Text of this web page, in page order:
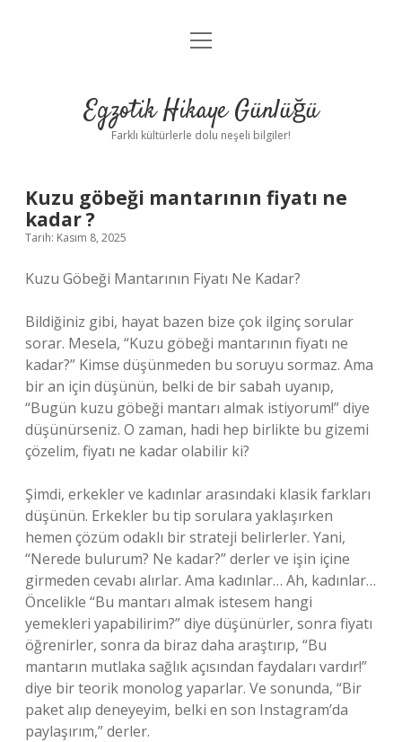
Anasayfa
Yasal Uyarı
menüyü
Egzotik Hikaye Günlüğü
Farklı kültürlerle dolu neşeli bilgiler!
Kuzu göbeği mantarının fiyatı ne
kadar ?
Tarih: Kasım 8, 2025
Kuzu Göbeği Mantarının Fiyatı Ne Kadar?
Bildiğiniz gibi, hayat bazen bize çok ilginç sorular
sorar. Mesela, “Kuzu göbeği mantarının fiyatı ne
kadar?” Kimse düşünmeden bu soruyu sormaz. Ama
bir an için düşünün, belki de bir sabah uyanıp,
“Bugün kuzu göbeği mantarı almak istiyorum!” diye
düşünürseniz. O zaman, hadi hep birlikte bu gizemi
çözelim, fiyatı ne kadar olabilir ki?
Şimdi, erkekler ve kadınlar arasındaki klasik farkları
düşünün. Erkekler bu tip sorulara yaklaşırken
hemen çözüm odaklı bir strateji belirlerler. Yani,
“Nerede bulurum? Ne kadar?” derler ve işin içine
girmeden cevabı alırlar. Ama kadınlar… Ah, kadınlar…
Öncelikle “Bu mantarı almak istesem hangi
yemekleri yapabilirim?” diye düşünürler, sonra fiyatı
öğrenirler, sonra da biraz daha araştırıp, “Bu
mantarın mutlaka sağlık açısından faydaları vardır!”
diye bir teorik monolog yaparlar. Ve sonunda, “Bir
paket alıp deneyeyim, belki en son Instagram’da
paylaşırım,” derler.